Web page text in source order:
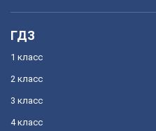
ГДЗ
1 класс
2 класс
3 класс
4 класс